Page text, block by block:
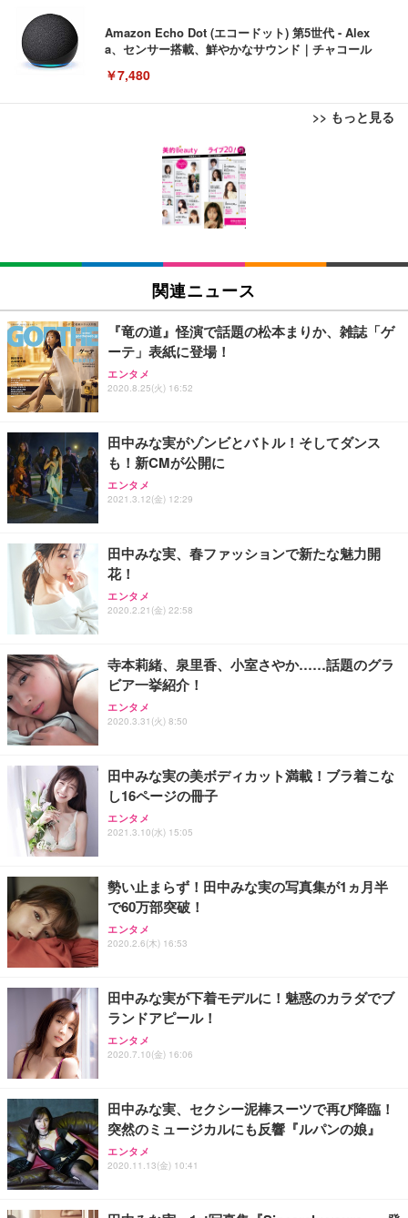
Amazon Echo Dot (エコードット) 第5世代 - Alex
a、センサー搭載、鮮やかなサウンド｜チャコール
￥7,480
>> もっと見る
[EdoErgo] オフィスチェア 椅子 テレワーク 疲れな
い 跳ね上げ式アームレスト コンパクト 約105度ロッ
キング pc 事務椅子 360度回転 座面昇降 強化ナイロ
ン樹脂ベース 通気性メッシュ 在宅ワーク H-WY01
(黒網+黒枠+黒足)
SIHOO B100 オフィスチェア／デスクチェア メッシ
ュチェア 人間工学 疲れない ブラック
￥27,999
Sezlife オフィスチェア デスクチェア 疲れない テレ
ワーク チェア 強化バックレスト 30度ロッキング機
能 人間工学 椅子 腰サポート 90度跳ね上げ式アーム
ョン PCチェア 通気性メッシュ ゲーミング/勉強/事
務用 おしゃれ パソコンチェア (ブラック)
Sezlife オフィスチェア デスクチェア 疲れない テレ
ワーク チェア 強化バックレスト 30度ロッキング機
能 人間工学 椅子 腰サポート 90度跳ね上げ式アーム
務用 おしゃれ パソコンチェア (ホワイト)
ANDWINT オフィスチェア デスクチェア 肘なし メ
ッシュ 通気性 ランバーサポート付き 腰サポート ガ
ス圧無段階昇降 360度回転 キャスター付き コンパク
EIZO ビジネス向けプレミアムモニター | FlexScan
EV3240X-WT | 31.5型4K UHD・USB Type-C・ホワ
￥105,595
EIZO ビジネス向けプレミアムモニター | FlexScan
【純正品】27"ゲーミングモニター DualSense 充電
フック付き（CFI-ZDM1J）
【整備済み品】Dell E2724HS 27インチ 液晶モニタ
ー フルHD（1920×1080）VA 非光沢 HDMI/DisplayP
ort/VGA スピーカー内蔵 高さ調整 スイベル VESA対
【MiniLED/24.5inch/280Hz/FHD】GRAPHT THE S
HOOTER Gaming Monitor 24” Essential ゲーミン
グモニター QD 24.5インチ 1ms FHD 量子ドット 残
Amazonベーシック ペットシーツ 薄型 レギュラー 1
回使い捨て 無香料 ホワイト 300枚
Amazonベーシック ペットシーツ 厚型 ワイド 42枚
x2袋(84枚) ホワイト(吸収面:ライトブルー)
￥3,234
ネオ・ルーライフ ネオ・オムツ L 中型犬用 26枚入
り 単品
Smart Basic(スマートベーシック) 【Amazon.co.jp
限定】 Smart Basic アイリスオーヤマ ペットシーツ
超厚型 お徳用 ワイド 100枚入 (x 1) (ケース販売)
ュラー 200枚入【Amazon.co.jp限定】
関連ニュース
『竜の道』怪演で話題の松本まりか、雑誌「ゲ
ーテ」表紙に登場！
エンタメ
2020.8.25(火) 16:52
田中みな実がゾンビとバトル！そしてダンス
も！新CMが公開に
エンタメ
2021.3.12(金) 12:29
田中みな実、春ファッションで新たな魅力開
花！
エンタメ
2020.2.21(金) 22:58
寺本莉緒、泉里香、小室さやか……話題のグラ
ビア一挙紹介！
エンタメ
2020.3.31(火) 8:50
田中みな実の美ボディカット満載！ブラ着こな
し16ページの冊子
エンタメ
2021.3.10(水) 15:05
勢い止まらず！田中みな実の写真集が1ヵ月半
で60万部突破！
エンタメ
2020.2.6(木) 16:53
田中みな実が下着モデルに！魅惑のカラダでブ
ランドアピール！
エンタメ
2020.7.10(金) 16:06
田中みな実、セクシー泥棒スーツで再び降臨！
突然のミュージカルにも反響『ルパンの娘』
エンタメ
2020.11.13(金) 10:41